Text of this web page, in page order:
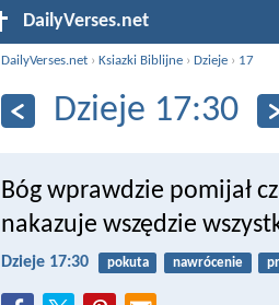
DailyVerses.net
DailyVerses.net ›Ksiazki Biblijne ›Dzieje › 17
Dzieje 17:30
Bóg wprawdzie pomijał
nakazuje wszędzie
Dzieje 17:30 pokuta nawrócenie